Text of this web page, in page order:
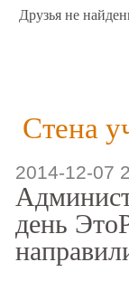
Друзья не
Стена
2014-12-07
день